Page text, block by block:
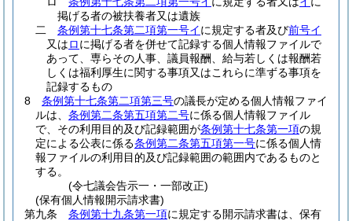
掲げる者の被扶養者又は遺族
二
条例第十七条第二項第一号イに規定する者及び前号イ
又はロに掲げる者を併せて記録する個人情報ファイルで
あって、専らその人事、議員報酬、給与若しくは報酬若
しくは福利厚生に関する事項又はこれらに準ずる事項を
記録するもの
8
条例第十七条第二項第三号の議長が定める個人情報ファイ
ルは、 条例第二条第五項第二号に係る個人情報ファイル
で、その利用目的及び記録範囲が条例第十七条第一項の規
定による公表に係る条例第二条第五項第一号に係る個人情
報ファイルの利用目的及び記録範囲の範囲内であるものと
する。
(令七議会告示一・一部改正)
(保有個人情報開示請求書)
第九条
条例第十九条第一項に規定する開示請求書は、保有